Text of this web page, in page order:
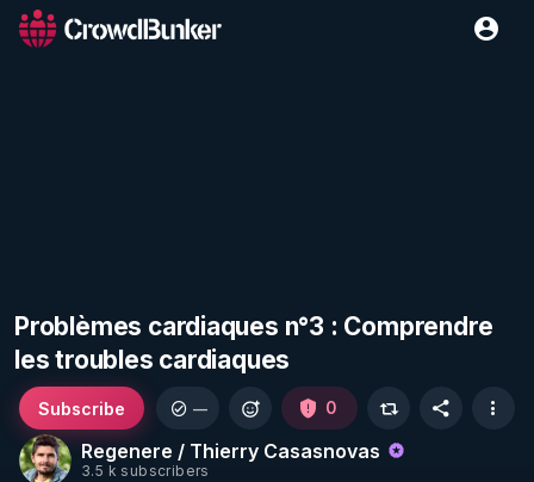
Problèmes cardiaques n°3 : Comprendre
les troubles cardiaques
Regenere / Thierry Casasnovas
3.5 k subscribers
Subscribe — 0